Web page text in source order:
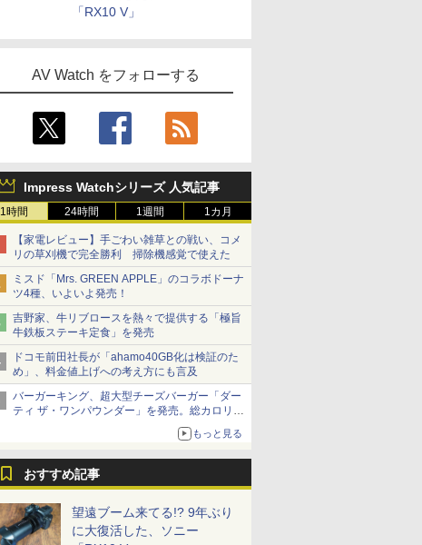
「RX10 V」
AV Watch をフォローする
Impress Watchシリーズ 人気記事
1時間 24時間 1週間 1カ月
【家電レビュー】手ごわい雑草との戦い、コメ
リの草刈機で完全勝利 掃除機感覚で使えた
ミスド「Mrs. GREEN APPLE」のコラボドーナ
ツ4種、いよいよ発売！
吉野家、牛リブロースを熱々で提供する「極旨
牛鉄板ステーキ定食」を発売
ドコモ前田社長が「ahamo40GB化は検証のた
め」、料金値上げへの考え方にも言及
バーガーキング、超大型チーズバーガー「ダー
ティ ザ・ワンパウンダー」を発売。総カロリー
もっと見る
おすすめ記事
望遠ブーム来てる!? 9年ぶり
に大復活した、ソニー